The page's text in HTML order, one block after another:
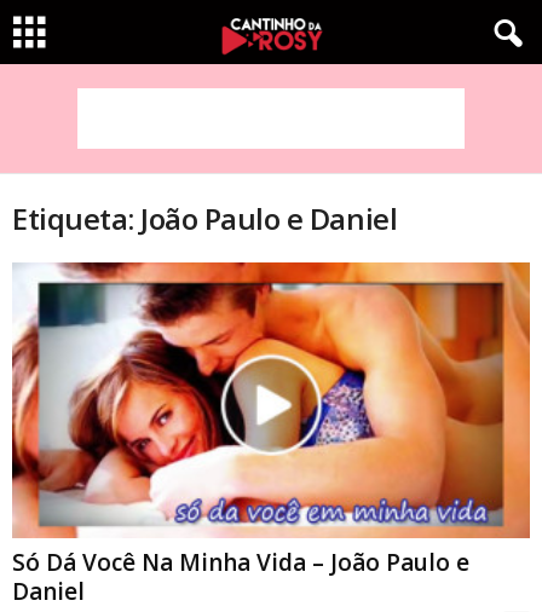
Etiqueta: João Paulo e Daniel
Só Dá Você Na Minha Vida – João Paulo e
Daniel